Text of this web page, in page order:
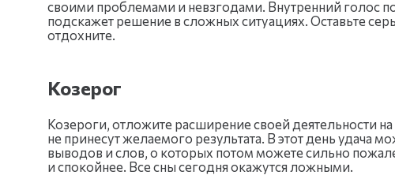
своими проблемами и невзгодами. Внутренний голос
подскажет решение в сложных ситуациях. Оставьте
отдохните.
Козерог
Козероги, отложите расширение своей деятельности
не принесут желаемого результата. В этот день удача
выводов и слов, о которых потом можете сильно
и спокойнее. Все сны сегодня окажутся ложными.